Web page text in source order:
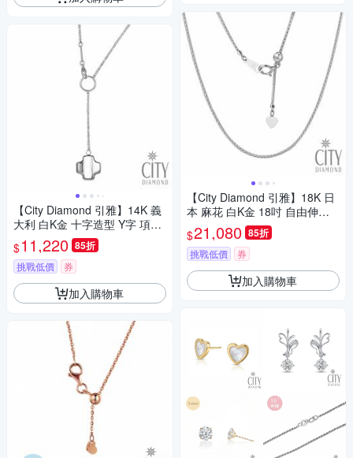
【City Diamond 引雅】14K 義
大利 白K金 十字造型 Y字 項鍊
(浮光流影系列)
$11,220 85折
挑戰低價 券
加入購物車
【City Diamond 引雅】18K 日
本 麻花 白K金 18吋 自由伸縮
項鍊(東京Yuki表參道系列)
$21,080 85折
挑戰低價 券
加入購物車